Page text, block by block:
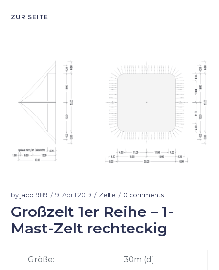
ZUR SEITE
by jaco1989 9. April 2019 Zelte 0 comments
Großzelt 1er Reihe – 1-
Mast-Zelt rechteckig
Größe: 30m (d)